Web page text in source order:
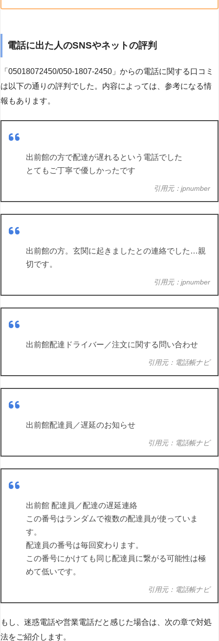
電話に出た人のSNSやネットの評判
「05018072450/050-1807-2450」からの電話に関する口コミ
は以下の通りの評判でした。内容によっては、参考になる情
報もあります。
出前館の方で配達が遅れるという電話でした
とてもご丁寧で優しかったです
引用元：jpnumber
出前館の方。玄関に起きましたとの連絡でした…親
切です。
引用元：jpnumber
出前館配達ドライバー／注文に関する問い合わせ
引用元：電話帳ナビ
出前館配達員／遅延のお知らせ
引用元：電話帳ナビ
出前館 配達員／配達の遅延連絡
この番号はランダムで複数の配達員が使っていま
す。
配達員の番号は毎回変わります。
この番号にかけても同じ配達員に繋がる可能性は極
めて低いです。
引用元：電話帳ナビ
もし、迷惑電話や営業電話だと感じた場合は、次の章で対処
法をご紹介します。